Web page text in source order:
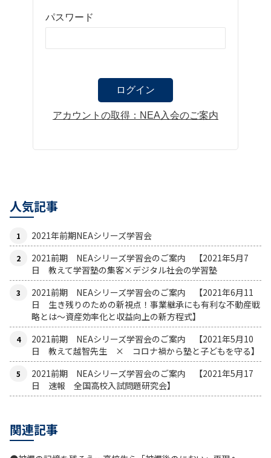
パスワード
アカウントの取得：NEA入会のご案内
人気記事
2021年前期NEAシリーズ学習会
2021前期 NEAシリーズ学習会のご案内 【2021年5月7
日 教えて学習塾の集客×デジタル社会の学習塾
2021前期 NEAシリーズ学習会のご案内 【2021年6月11
日 生き残りのための新視点！事業継承にも有利な不動産戦
略とは〜資産効率化と収益向上の新方程式】
2021前期 NEAシリーズ学習会のご案内 【2021年5月10
日 教えて越智先生 × コロナ禍から塾と子どもを守る】
2021前期 NEAシリーズ学習会のご案内 【2021年5月17
日 速報 全国高校入試問題研究会】
関連記事